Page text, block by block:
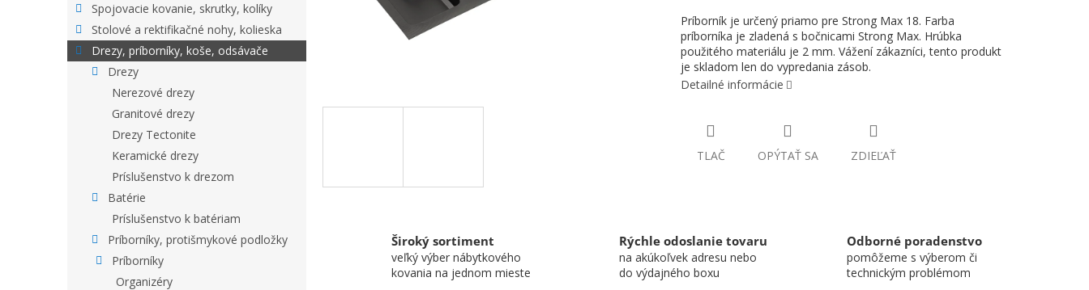
Spojovacie kovanie, skrutky, kolíky
Stolové a rektifikačné nohy, kolieska
Drezy, príborníky, koše, odsávače
Drezy
Nerezové drezy
Granitové drezy
Drezy Tectonite
Keramické drezy
Príslušenstvo k drezom
Batérie
Príslušenstvo k batériam
Príborníky, protišmykové podložky
Príborníky
Organizéry
Príborník je určený priamo pre Strong Max 18. Farba
príborníka je zladená s bočnicami Strong Max. Hrúbka
použitého materiálu je 2 mm. Vážení zákazníci, tento produkt
je skladom len do vypredania zásob.
Detailné informácie
TLAČ OPÝTAŤ SA ZDIEĽAŤ
Široký sortiment
veľký výber nábytkového
kovania na jednom mieste
Rýchle odoslanie tovaru
na akúkoľvek adresu nebo
do výdajného boxu
Odborné poradenstvo
pomôžeme s výberom či
technickým problémom